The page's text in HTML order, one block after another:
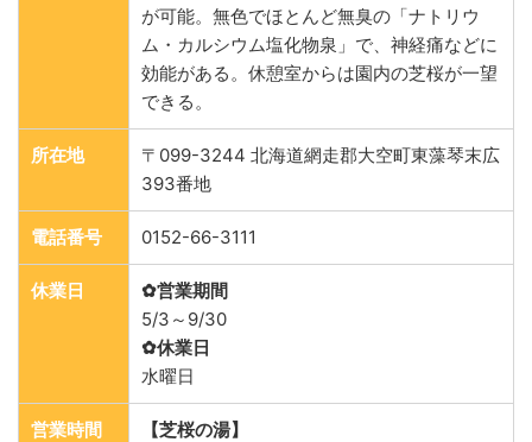
が可能。無色でほとんど無臭の「ナトリウ
ム・カルシウム塩化物泉」で、神経痛などに
効能がある。休憩室からは園内の芝桜が一望
できる。
所在地
〒099-3244 北海道網走郡大空町東藻琴末広
393番地
電話番号 0152-66-3111
休業日
✿営業期間
5/3～9/30
✿休業日
水曜日
営業時間
【芝桜の湯】